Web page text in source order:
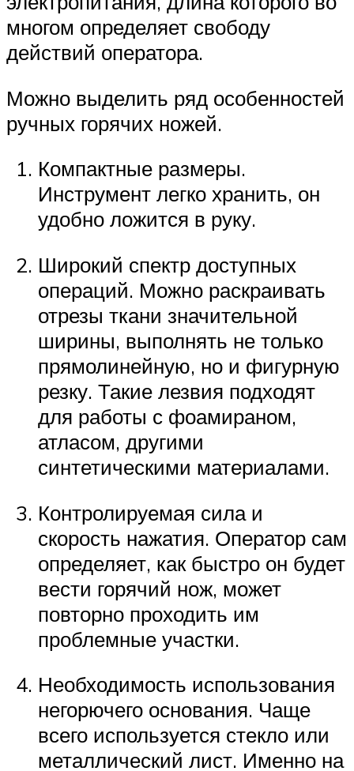
многом определяет свободу
действий оператора.
Можно выделить ряд особенностей
ручных горячих ножей.
Компактные размеры.
Инструмент легко хранить, он
удобно ложится в руку.
Широкий спектр доступных
операций. Можно раскраивать
отрезы ткани значительной
ширины, выполнять не только
прямолинейную, но и фигурную
резку. Такие лезвия подходят
для работы с фоамираном,
атласом, другими
синтетическими материалами.
Контролируемая сила и
скорость нажатия. Оператор сам
определяет, как быстро он будет
вести горячий нож, может
повторно проходить им
проблемные участки.
Необходимость использования
негорючего основания. Чаще
всего используется стекло или
металлический лист. Именно на